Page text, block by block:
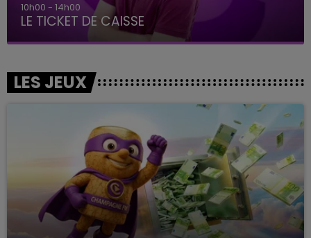
10h00 - 14h00
LE TICKET DE CAISSE
LES JEUX